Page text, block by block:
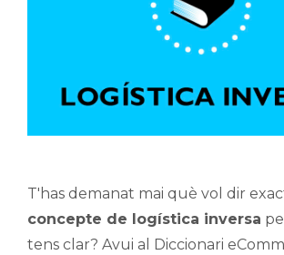
T'has demanat mai què vol dir
concepte de logística inversa
tens clar? Avui al Diccionari